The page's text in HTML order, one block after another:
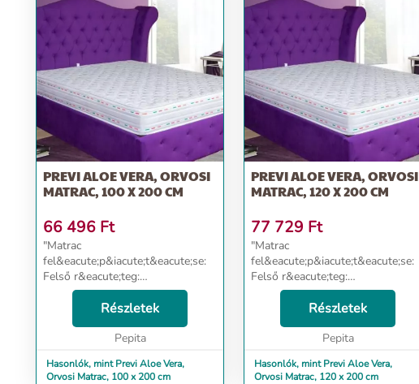
PREVI ALOE VERA, ORVOSI
MATRAC, 100 X 200 CM
66 496 Ft
"Matrac
fel&eacute;p&iacute;t&eacute;se:
Felső r&eacute;teg:
Poliuret&aacute;n hab 14 cm HD-
Nagy Ellen&aacute;ll&oacute;
k&eacute;pess&eacute;g
(sűrűs&eacute;g 38 kg / mc)
Részletek
Pepita
Hasonlók, mint Previ Aloe Vera,
Orvosi Matrac, 100 x 200 cm
PREVI ALOE VERA, ORVOSI
MATRAC, 120 X 200 CM
77 729 Ft
"Matrac
fel&eacute;p&iacute;t&eacute;se:
Felső r&eacute;teg:
Poliuret&aacute;n hab 14 cm HD-
Nagy Ellen&aacute;ll&oacute;
k&eacute;pess&eacute;g
(sűrűs&eacute;g 38 kg / mc)
Részletek
Pepita
Hasonlók, mint Previ Aloe Vera,
Orvosi Matrac, 120 x 200 cm